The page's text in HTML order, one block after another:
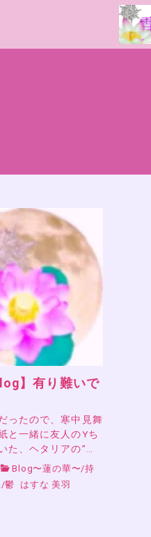
】有り難いで
ったので、寒中見舞
と一緒に友人のYち
た、ヘタリアの”…
Blog〜蓮の華〜/持
/鬱 はすな 美羽